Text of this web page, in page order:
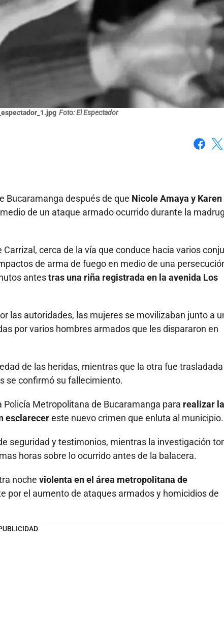
Foto: El Espectador
Bucaramanga después de que Nicole Amaya y Karen
de un ataque armado ocurrido durante la
cerca de la vía que conduce hacia varios
de arma de fuego en medio de una
antestras una riña registrada en la avenida Los
las autoridades, las mujeres se movilizaban junto a
por varios hombres armados que les dispararon en
de las heridas, mientras que la otra fue
se confirmó su fallecimiento.
Policía Metropolitana de Bucaramanga para realizar la
esclarecereste nuevo crimen que enluta al municipio.
seguridad y testimonios, mientras la investigación
horas sobre lo ocurrido antes de la balacera.
noche violenta en el área metropolitana de
por el aumento de ataques armados y homicidios de